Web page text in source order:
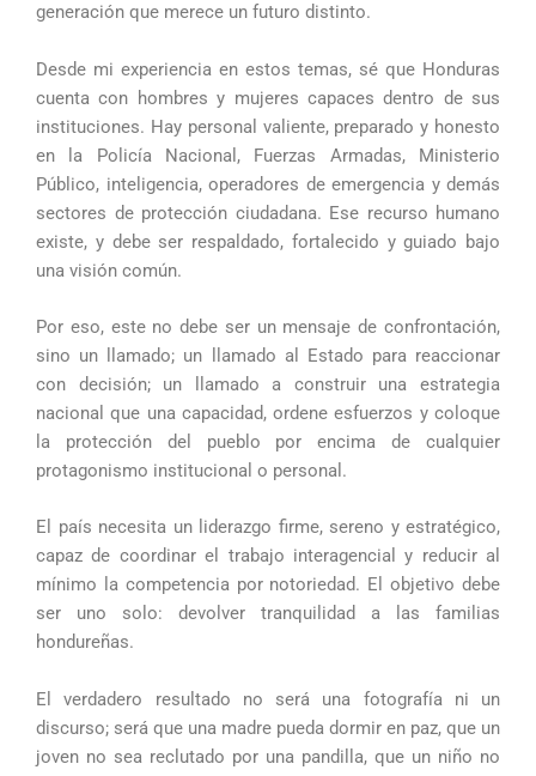
generación que merece un futuro distinto.
Desde mi experiencia en estos temas, sé que Honduras
cuenta con hombres y mujeres capaces dentro de sus
instituciones. Hay personal valiente, preparado y honesto
en la Policía Nacional, Fuerzas Armadas, Ministerio
Público, inteligencia, operadores de emergencia y demás
sectores de protección ciudadana. Ese recurso humano
existe, y debe ser respaldado, fortalecido y guiado bajo
una visión común.
Por eso, este no debe ser un mensaje de confrontación,
sino un llamado; un llamado al Estado para reaccionar
con decisión; un llamado a construir una estrategia
nacional que una capacidad, ordene esfuerzos y coloque
la protección del pueblo por encima de cualquier
protagonismo institucional o personal.
El país necesita un liderazgo firme, sereno y estratégico,
capaz de coordinar el trabajo interagencial y reducir al
mínimo la competencia por notoriedad. El objetivo debe
ser uno solo: devolver tranquilidad a las familias
hondureñas.
El verdadero resultado no será una fotografía ni un
discurso; será que una madre pueda dormir en paz, que un
joven no sea reclutado por una pandilla, que un niño no